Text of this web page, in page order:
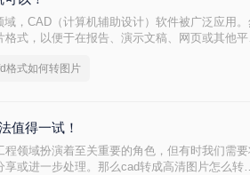
，CAD（计算机辅助设计）软件被广泛应用。
式，以便于在报告、演示文稿、网页或其他平
文将详细介绍CAD转图片的方法与步骤，帮助
格式如何转图片
值得一试！
领域扮演着至关重要的角色，但有时我们需要
或进一步处理。那么cad转成高清图片怎么转